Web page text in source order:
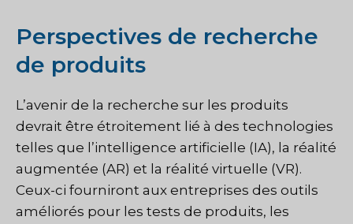
Perspectives de recherche
de produits
L’avenir de la recherche sur les produits
devrait être étroitement lié à des technologies
telles que l’intelligence artificielle (IA), la réalité
augmentée (AR) et la réalité virtuelle (VR).
Ceux-ci fourniront aux entreprises des outils
améliorés pour les tests de produits, les